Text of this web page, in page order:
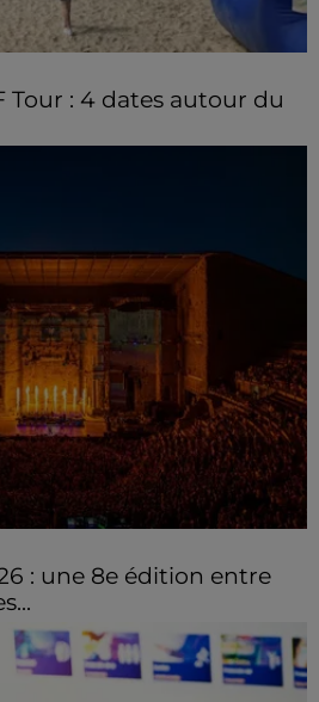
Tour : 4 dates autour du
: une 8e édition entre